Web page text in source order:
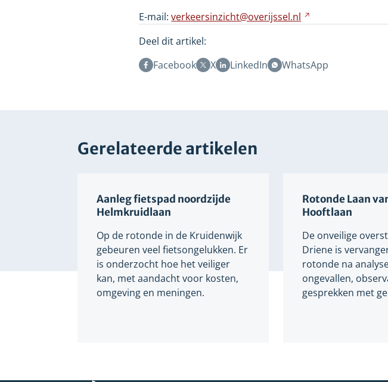
E-mail:verkeersinzicht@overijssel.nl
andere
website
Deel dit artikel:
Facebook
X LinkedIn WhatsApp
Gerelateerde artikelen
Aanleg fietspad noordzijde
Helmkruidlaan
Op de rotonde in de Kruidenwijk
gebeuren veel fietsongelukken. Er
is onderzocht hoe het veiliger
kan, met aandacht voor kosten,
omgeving en meningen.
Rotonde Laan
Hooftlaan
De onveilige
Driene is
rotonde na
ongevallen,
gesprekken met